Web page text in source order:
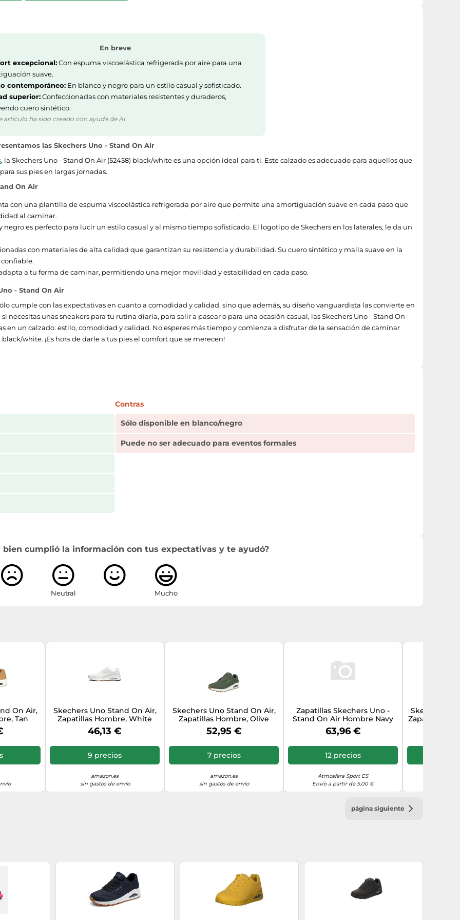
En breve
excepcional:Con espuma viscoelástica refrigerada por aire para una
suave.
contemporáneo:En blanco y negro para un estilo casual y sofisticado.
superior:Confeccionadas con materiales resistentes y duraderos,
cuero sintético.
artículo ha sido creado con ayuda de AI.
las Skechers Uno - Stand On Air
, la Skechers Uno - Stand On Air (52458) black/white es una opción ideal para ti. Este calzado es adecuado para aquellos que
sus pies en largas jornadas.
On Air
con una plantilla de espuma viscoelástica refrigerada por aire que permite una amortiguación suave en cada paso que
al caminar.
es perfecto para lucir un estilo casual y al mismo tiempo sofisticado. El logotipo de Skechers en los laterales, le da un
con materiales de alta calidad que garantizan su resistencia y durabilidad. Su cuero sintético y malla suave en la
a tu forma de caminar, permitiendo una mejor movilidad y estabilidad en cada paso.
- Stand On Air
cumple con las expectativas en cuanto a comodidad y calidad, sino que además, su diseño vanguardista las convierte en
unas sneakers para tu rutina diaria, para salir a pasear o para una ocasión casual, las Skechers Uno - Stand On
en un calzado: estilo, comodidad y calidad. No esperes más tiempo y comienza a disfrutar de la sensación de caminar
white. ¡Es hora de darle a tus pies el comfort que se merecen!
Contras
Sólo disponible en blanco/negro
Puede no ser adecuado para eventos formales
bien cumplió la información con tus expectativas y te ayudó?
Neutral Mucho
On Air,
Tan
EU
Skechers Uno Stand On Air,
Zapatillas Hombre, White
Durabuck Trim, 45 EU
46,13 €
9 precios
amazon.es
sin gastos de envío
Skechers Uno Stand On Air,
Zapatillas Hombre, Olive
White Gum, 45 EU
52,95 €
7 precios
amazon.es
sin gastos de envío
Zapatillas Skechers Uno -
Stand On Air Hombre Navy
Durabuck/Trim 44
63,96 €
12 precios
Atmosfera Sport ES
Envío a partir de 5,00 €
Skechers
Zapatillas
página siguiente